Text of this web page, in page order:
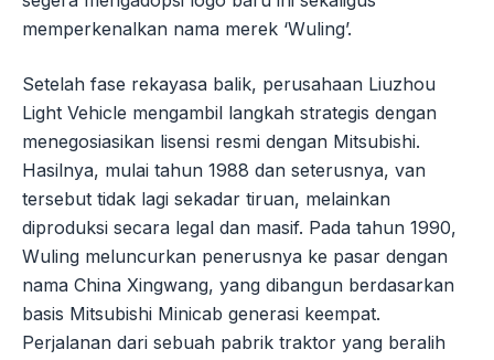
memperkenalkan nama merek ‘Wuling’.
Setelah fase rekayasa balik, perusahaan Liuzhou
Light Vehicle mengambil langkah strategis dengan
menegosiasikan lisensi resmi dengan Mitsubishi.
Hasilnya, mulai tahun 1988 dan seterusnya, van
tersebut tidak lagi sekadar tiruan, melainkan
diproduksi secara legal dan masif. Pada tahun 1990,
Wuling meluncurkan penerusnya ke pasar dengan
nama China Xingwang, yang dibangun berdasarkan
basis Mitsubishi Minicab generasi keempat.
Perjalanan dari sebuah pabrik traktor yang beralih